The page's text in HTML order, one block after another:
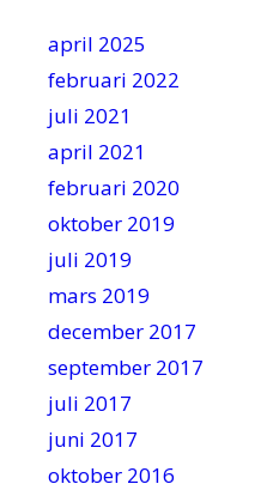
april 2025
februari 2022
juli 2021
april 2021
februari 2020
oktober 2019
juli 2019
mars 2019
december 2017
september 2017
juli 2017
juni 2017
oktober 2016